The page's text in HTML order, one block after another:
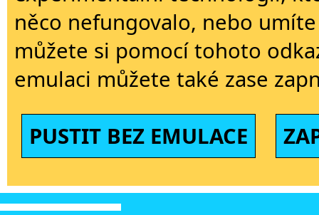
něco nefungovalo, nebo
můžete si pomocí tohoto
emulaci můžete také zase
PUSTIT BEZ EMULACE